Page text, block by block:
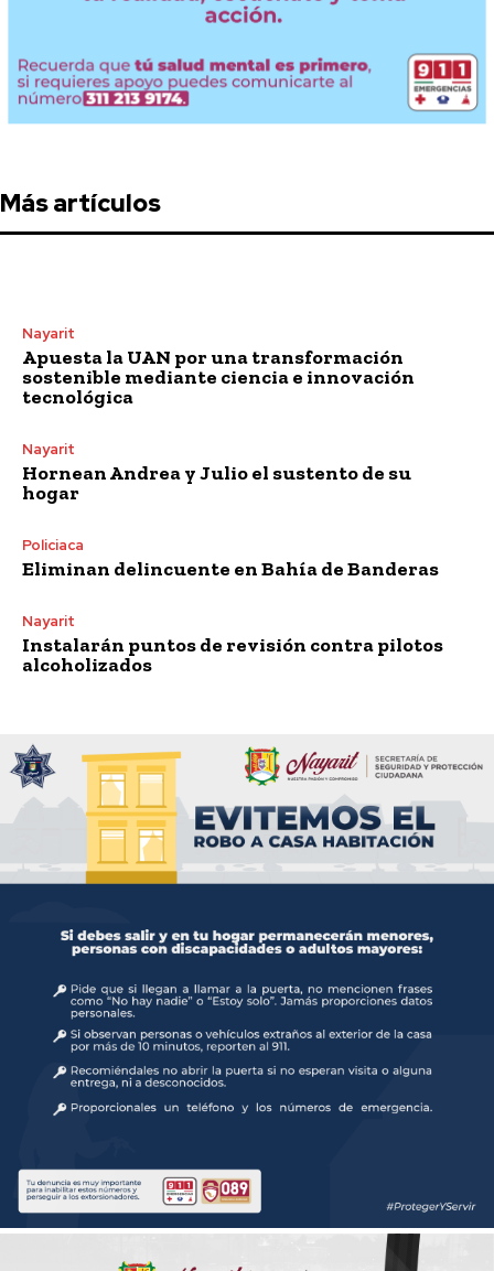
Más artículos
Nayarit
Apuesta la UAN por una transformación
sostenible mediante ciencia e innovación
tecnológica
Nayarit
Hornean Andrea y Julio el sustento de su
hogar
Policiaca
Eliminan delincuente en Bahía de Banderas
Nayarit
Instalarán puntos de revisión contra pilotos
alcoholizados